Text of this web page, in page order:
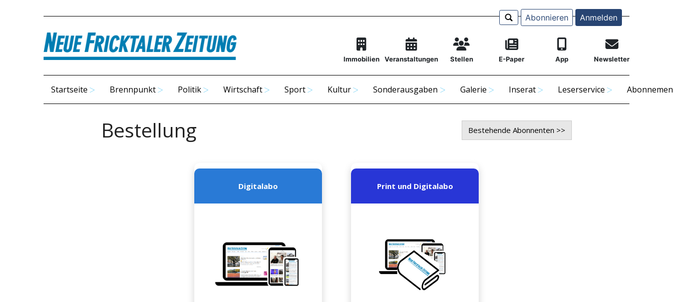
Abonnieren Anmelden
Immobilien Veranstaltungen Stellen E-Paper App Newsletter
Startseite Brennpunkt Politik Wirtschaft Sport Kultur Sonderausgaben Galerie Inserat Leserservice